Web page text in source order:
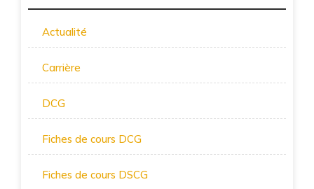
Actualité
Carrière
DCG
Fiches de cours DCG
Fiches de cours DSCG